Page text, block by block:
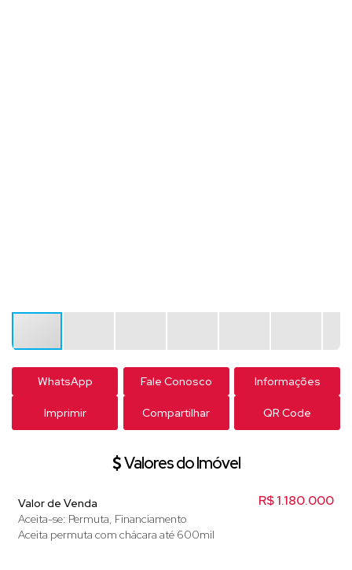
WhatsApp Fale Conosco Informações
Imprimir Compartilhar QR Code
Valores do Imóvel
R$1.180.000
Valor de Venda
Aceita-se: Permuta, Financiamento
Aceita permuta com chácara até 600mil